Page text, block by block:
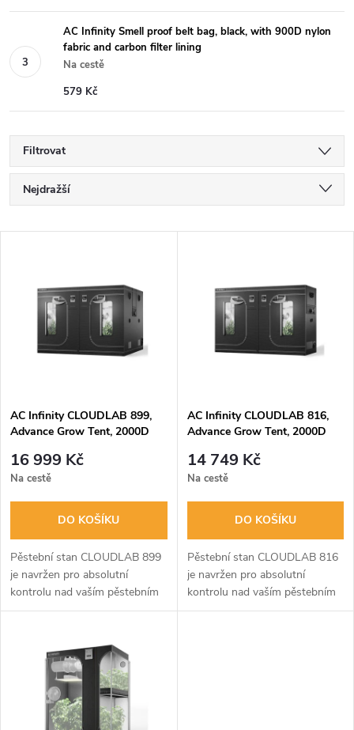
AC Infinity Smell proof belt bag, black, with 900D nylon
fabric and carbon filter lining
Na cestě
579 Kč
Filtrovat
Ř
a
p
r
o
d
u
Nejdražší
Abecedně
s
p
r
d
u
AC Infinity CLOUDLAB 899,
Advance Grow Tent, 2000D
240x240x200cm
16 999 Kč
Na cestě
DO KOŠÍKU
Pěstební stan CLOUDLAB 899
je navržen pro absolutní
kontrolu nad vaším pěstebním
prostředím. Díky extra pevnému
konstrukci a vysoce
odrazivému...
AC Infinity CLOUDLAB 816,
Advance Grow Tent, 2000D
300x150x200cm
14 749 Kč
Na cestě
DO KOŠÍKU
Pěstební stan CLOUDLAB 816
je navržen pro absolutní
kontrolu nad vaším pěstebním
prostředím. Je vyroben z